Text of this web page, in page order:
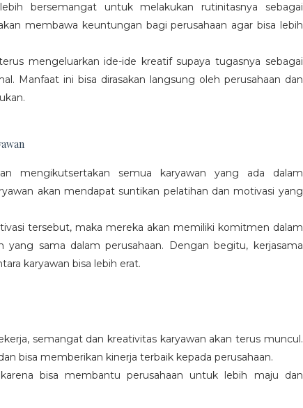
bersemangat untuk melakukan rutinitasnya sebagai
membawa keuntungan bagi perusahaan agar bisa lebih
mengeluarkan ide-ide kreatif supaya tugasnya sebagai
Manfaat ini bisa dirasakan langsung oleh perusahaan dan
mengikutsertakan semua karyawan yang ada dalam
akan mendapat suntikan pelatihan dan motivasi yang
tersebut, maka mereka akan memiliki komitmen dalam
sama dalam perusahaan. Dengan begitu, kerjasama
karyawan bisa lebih erat.
semangat dan kreativitas karyawan akan terus muncul.
bisa memberikan kinerja terbaik kepada perusahaan.
bisa membantu perusahaan untuk lebih maju dan